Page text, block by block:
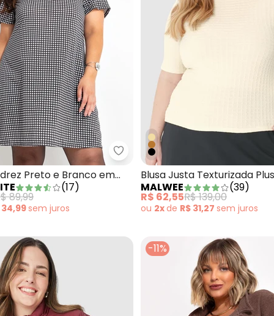
Preto em Moletom PeluciadoMarguerite - Vestido Xadrez
Preto e Branco em
(17)
89,99
34,99sem juros
Blusa Justa Texturizada
MALWEE
(39)
R$ 62,55R$ 139,00
ou 2xde R$ 31,27 sem juros
-11%